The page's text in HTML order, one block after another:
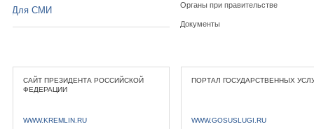
Органы при правительстве
Документы
Для СМИ
САЙТ ПРЕЗИДЕНТА РОССИЙСКОЙ
ФЕДЕРАЦИИ
WWW.KREMLIN.RU
ПОРТАЛ ГОСУДАРСТВЕННЫХ
WWW.GOSUSLUGI.RU